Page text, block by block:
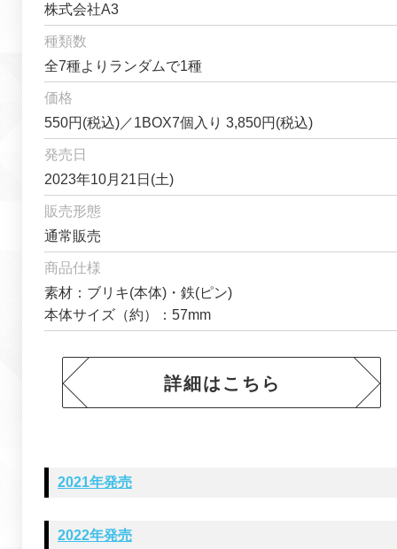
株式会社A3
種類数
全7種よりランダムで1種
価格
550円(税込)／1BOX7個入り 3,850円(税込)
発売日
2023年10月21日(土)
販売形態
通常販売
商品仕様
素材：ブリキ(本体)・鉄(ピン)
本体サイズ（約）：57mm
詳細はこちら
2021年発売
2022年発売